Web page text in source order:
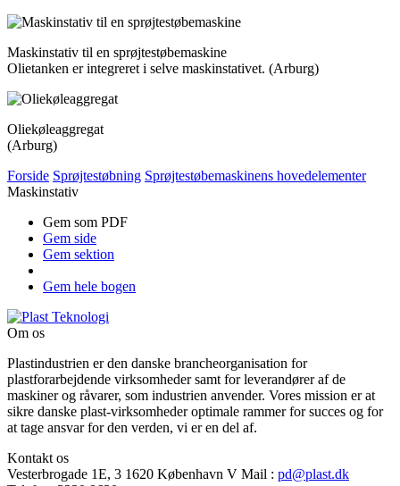
Maskinstativ til en sprøjtestøbemaskine
Olietanken er integreret i selve maskinstativet. (Arburg)
Oliekøleaggregat
(Arburg)
Forside Sprøjtestøbning Sprøjtestøbemaskinens hovedelementer
Maskinstativ
Gem som PDF
Gem side
Gem sektion
Gem hele bogen
Om os
Plastindustrien er den danske brancheorganisation for
plastforarbejdende virksomheder samt for leverandører af de
maskiner og råvarer, som industrien anvender. Vores mission er at
sikre danske plast-virksomheder optimale rammer for succes og for
at tage ansvar for den verden, vi er en del af.
Kontakt os
Vesterbrogade 1E, 3 1620 København V Mail : pd@plast.dk